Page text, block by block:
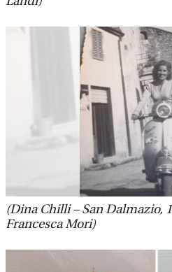
(Dina Chilli – San Dalmazio,
Francesca Mori)